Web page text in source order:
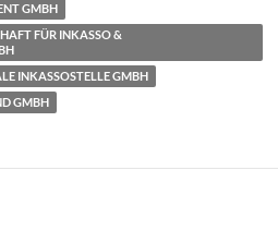
GMBH
FÜR INKASSO &
INKASSOSTELLE GMBH
GMBH